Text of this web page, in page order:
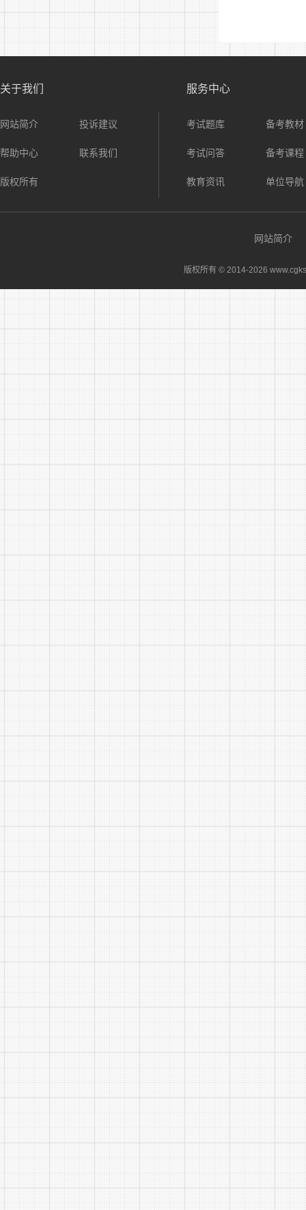
关于我们
网站简介 投诉建议
帮助中心 联系我们
版权所有
服务中心
考试题库 备考教材
考试问答 备考课程
教育资讯 单位导航
网站简介
版权所有 © 2014-2026